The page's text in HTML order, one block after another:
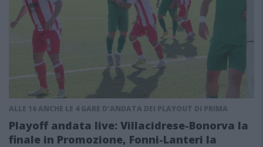
ALLE 16 ANCHE LE 4 GARE D'ANDATA DEI PLAYOUT DI PRIMA
Playoff andata live: Villacidrese-Bonorva la
finale in Promozione, Fonni-Lanteri la